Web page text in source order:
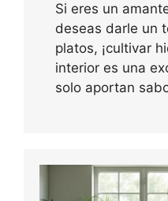
Si eres un
deseas darle un
platos, ¡cultivar
interior es una
solo aportan